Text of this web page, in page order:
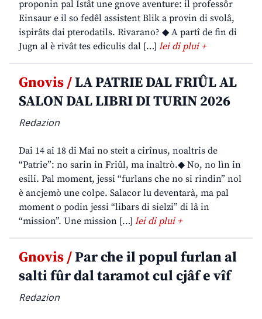
proponin pal Istât une gnove aventure: il professôr
Einsaur e il so fedêl assistent Blik a provin di svolâ,
ispirâts dai pterodatils. Rivarano? ◆ A partî de fin di
Jugn al è rivât tes ediculis dal […] lei di plui +
Gnovis /LA PATRIE DAL FRIÛL AL
SALON DAL LIBRI DI TURIN 2026
Redazion
Dai 14 ai 18 di Mai no steit a cirînus, noaltris de
“Patrie”: no sarin in Friûl, ma inaltrò.◆ No, no lìn in
esili. Pal moment, jessi “furlans che no si rindin” nol
è ancjemò une colpe. Salacor lu deventarà, ma pal
moment o podin jessi “libars di sielzi” di lâ in
“mission”. Une mission […] lei di plui +
Gnovis /Par che il popul furlan al
salti fûr dal taramot cul cjâf e vîf
Redazion